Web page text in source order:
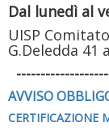
Dal lunedì al
UISP
G.Deledda 41
AVVISO
CERTIFICAZIONE